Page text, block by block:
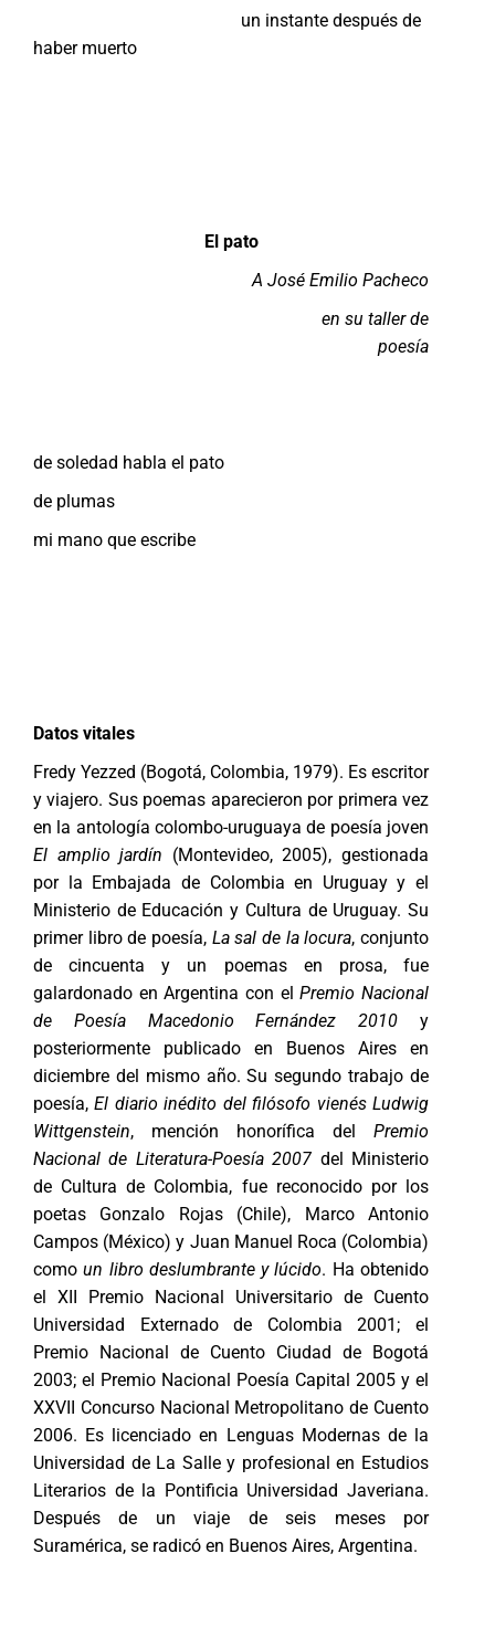
un instante después de
haber muerto
El pato
A José Emilio Pacheco
en su taller de
poesía
de soledad habla el pato
de plumas
mi mano que escribe
Datos vitales
Fredy Yezzed (Bogotá, Colombia, 1979). Es escritor
y viajero. Sus poemas aparecieron por primera vez
en la antología colombo-uruguaya de poesía joven
El amplio jardín (Montevideo, 2005), gestionada
por la Embajada de Colombia en Uruguay y el
Ministerio de Educación y Cultura de Uruguay. Su
primer libro de poesía, La sal de la locura, conjunto
de cincuenta y un poemas en prosa, fue
galardonado en Argentina con elPremio Nacional
de Poesía Macedonio Fernández 2010 y
posteriormente publicado en Buenos Aires en
diciembre del mismo año. Su segundo trabajo de
poesía,El diario inédito del filósofo vienés Ludwig
Wittgenstein, mención honorífica del Premio
Nacional de Literatura-Poesía 2007 del Ministerio
de Cultura de Colombia, fue reconocido por los
poetas Gonzalo Rojas (Chile), Marco Antonio
Campos (México) y Juan Manuel Roca (Colombia)
comoun libro deslumbrante y lúcido. Ha obtenido
el XII Premio Nacional Universitario de Cuento
Universidad Externado de Colombia 2001; el
Premio Nacional de Cuento Ciudad de Bogotá
2003; el Premio Nacional Poesía Capital 2005 y el
XXVII Concurso Nacional Metropolitano de Cuento
2006. Es licenciado en Lenguas Modernas de la
Universidad de La Salle y profesional en Estudios
Literarios de la Pontificia Universidad Javeriana.
Después de un viaje de seis meses por
Suramérica, se radicó en Buenos Aires, Argentina.